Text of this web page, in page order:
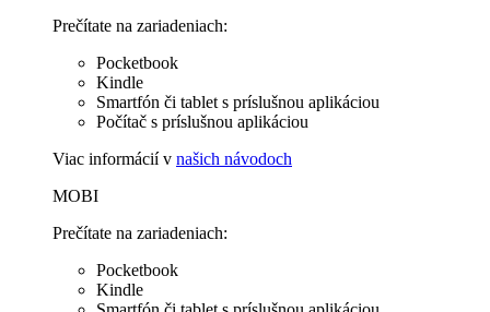
Prečítate na zariadeniach:
Pocketbook
Kindle
Smartfón či tablet s príslušnou aplikáciou
Počítač s príslušnou aplikáciou
Viac informácií v našich návodoch
MOBI
Prečítate na zariadeniach:
Pocketbook
Kindle